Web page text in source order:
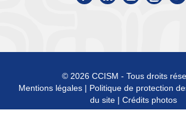
© 2026 CCISM - Tous droits
Mentions légales | Politique de protection
du site | Crédits photos